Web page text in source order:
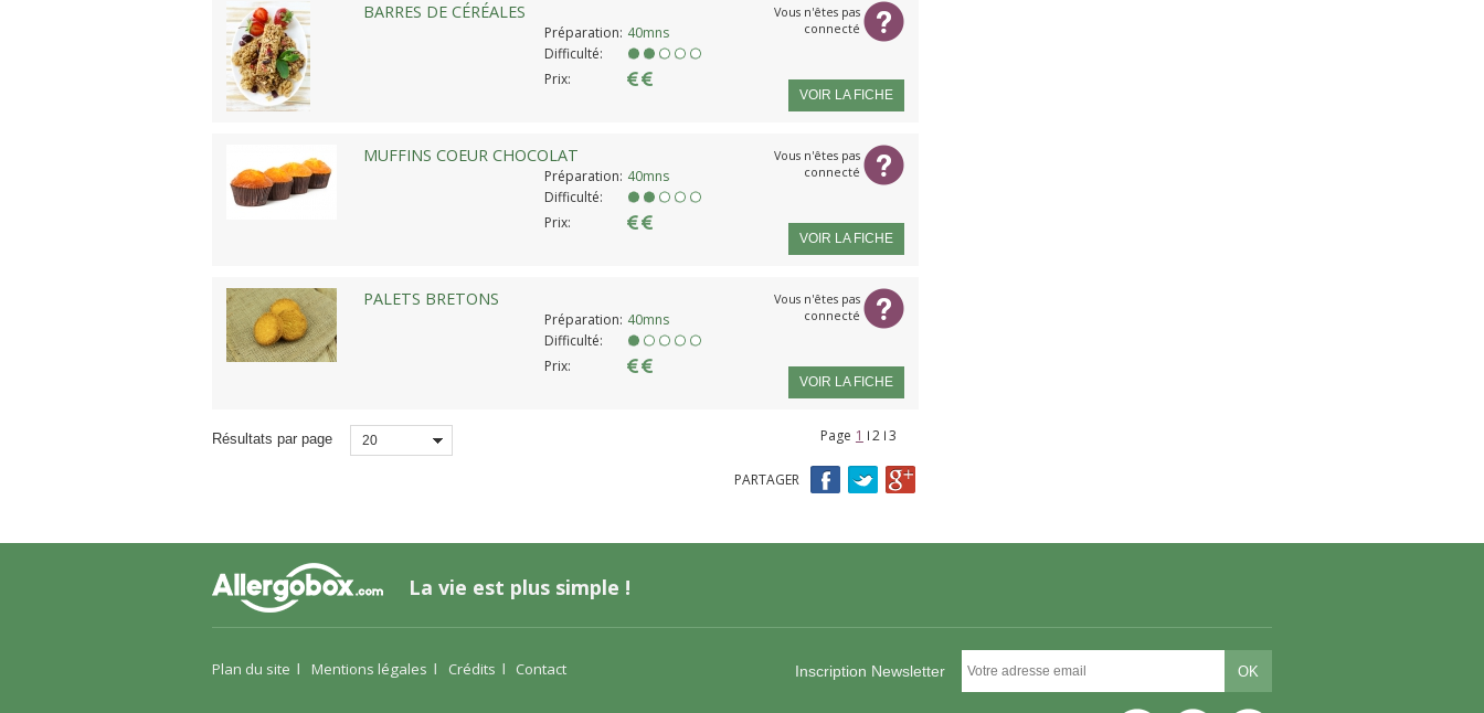
Résultats par page 20
BARRES DE CÉRÉALES
Préparation: 40mns
Difficulté:
Prix:
Vous n'êtes pas
connecté
VOIR LA FICHE
MUFFINS COEUR CHOCOLAT
Préparation: 40mns
Difficulté:
Prix:
Vous n'êtes pas
connecté
VOIR LA FICHE
PALETS BRETONS
Préparation: 40mns
Difficulté:
Prix:
Vous n'êtes pas
connecté
VOIR LA FICHE
Page
Pages1 2 3
PARTAGER
La vie est plus simple !
Plan du site Mentions légales Crédits Contact Inscription Newsletter